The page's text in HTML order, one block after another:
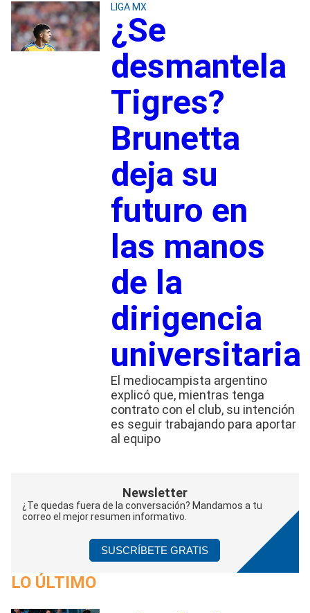
LIGA MX
¿Se
desmantela
Tigres?
Brunetta
deja su
futuro en
las manos
de la
dirigencia
universitaria
El mediocampista argentino
explicó que, mientras tenga
contrato con el club, su intención
es seguir trabajando para aportar
al equipo
Newsletter
¿Te quedas fuera de la conversación? Mandamos a tu
correo el mejor resumen informativo.
SUSCRÍBETE GRATIS
LO ÚLTIMO